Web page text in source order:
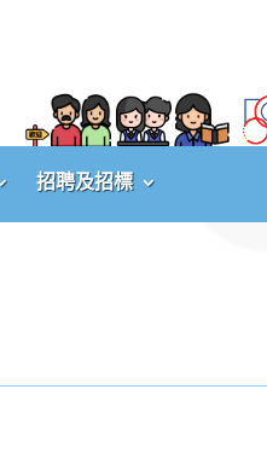
招聘及招標